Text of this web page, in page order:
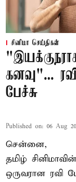
சினிமா செய்திகள்
கனவு"...
பேச்சு
Published on: 06 Aug
சென்னை,
தமிழ்
ஒருவரான